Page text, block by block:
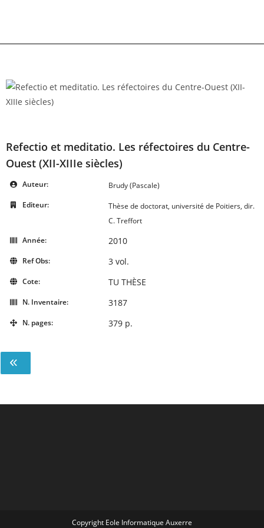
Refectio et meditatio. Les réfectoires du Centre-
Ouest (XII-XIIIe siècles)
Auteur:
Brudy (Pascale)
Editeur:
Thèse de doctorat, université de Poitiers, dir.
C. Treffort
Année:
2010
Ref Obs: 3 vol.
Cote: TU THÈSE
N. Inventaire: 3187
N. pages: 379 p.
Copyright Eole Informatique Auxerre